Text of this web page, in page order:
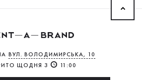
ВУЛ. ВОЛОДИМИРСЬКА, 10
ЩОДНЯ З
11:00